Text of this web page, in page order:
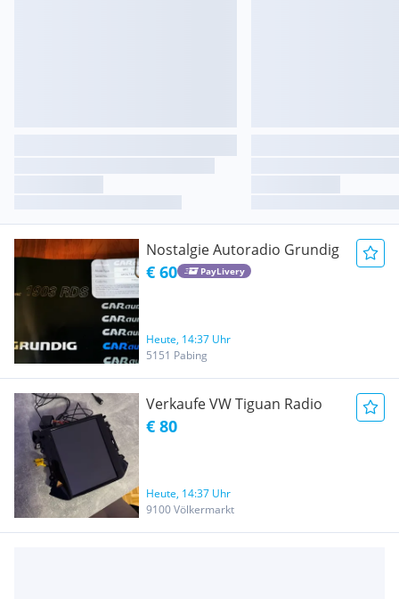
Nostalgie Autoradio Grundig
€ 60 PayLivery
Heute, 14:37 Uhr
5151 Pabing
Verkaufe VW Tiguan Radio
€ 80
Heute, 14:37 Uhr
9100 Völkermarkt